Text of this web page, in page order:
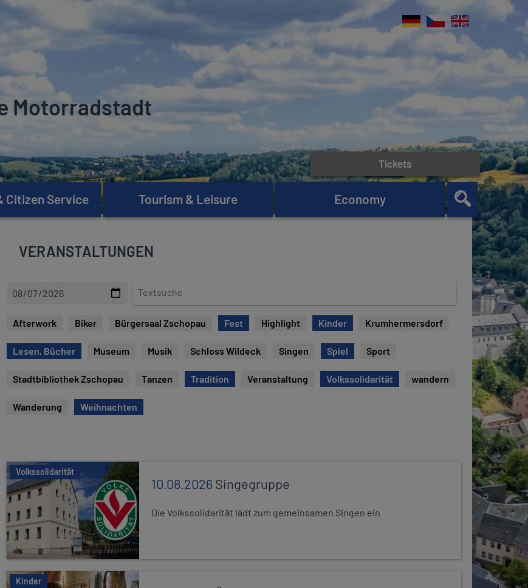
Motorradstadt
Citizen Service Tourism & Leisure Economy
Tickets
VERANSTALTUNGEN
t
Afterwork Biker Bürgersaal Zschopau Fest Highlight Kinder Krumhermersdorf
Lesen, Bücher Museum Musik Schloss Wildeck Singen Spiel Sport
Stadtbibliothek Zschopau Tanzen Tradition Veranstaltung Volkssolidarität wandern
Wanderung Weihnachten
Volkssolidarität
10.08.2026Singegruppe
Die Volkssolidarität lädt zum gemeinsamen Singen ein
Kinder